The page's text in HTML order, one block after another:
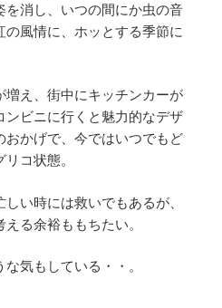
を消し、いつの間にか虫の音
風情に、ホッとする季節に
増え、街中にキッチンカーが
ンビニに行くと魅力的なデザ
おかげで、今ではいつでもど
コ状態。
しい時には救いでもあるが、
る余裕ももちたい。
な気もしている・・。